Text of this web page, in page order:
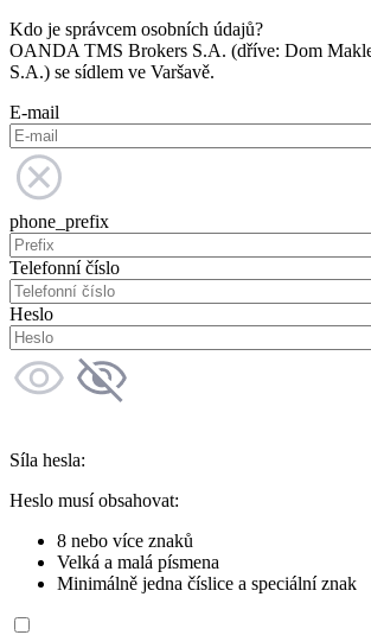
Kdo je správcem osobních údajů?
OANDA TMS Brokers S.A. (dříve: Dom
S.A.) se sídlem ve Varšavě.
E-mail
phone_prefix
Telefonní číslo
Heslo
Síla hesla:
Heslo musí obsahovat:
8 nebo více znaků
Velká a malá písmena
Minimálně jedna číslice a speciální znak